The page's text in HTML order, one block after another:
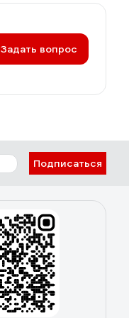
Задать вопрос
Подписаться